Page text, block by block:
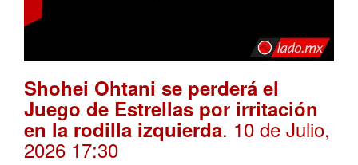
Shohei Ohtani se perderá el
Juego de Estrellas por irritación
en la rodilla izquierda. 10 de Julio,
2026 17:30